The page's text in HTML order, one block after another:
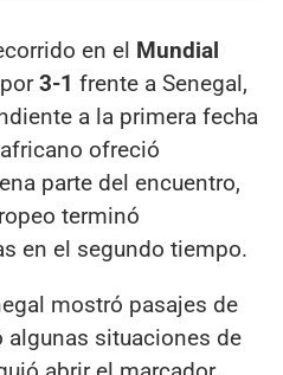
en el Mundial
3-1 frente a Senegal,
a la primera fecha
ofreció
parte del encuentro,
terminó
en el segundo tiempo.
mostró pasajes de
algunas situaciones de